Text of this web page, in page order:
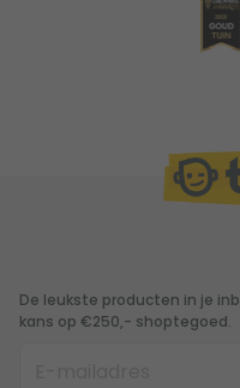
De leukste producten in je
kans op €250,- shoptegoed.